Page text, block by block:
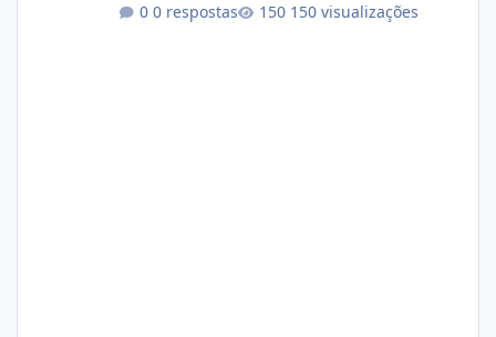
for dietary supplements that may
0 respostas 150 visualizações